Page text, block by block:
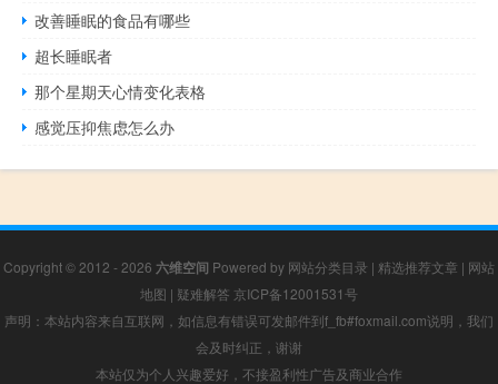
改善睡眠的食品有哪些
超长睡眠者
那个星期天心情变化表格
感觉压抑焦虑怎么办
Copyright © 2012 - 2026 六维空间 Powered by 网站分类目录 | 精选推荐文章 | 网站
地图 | 疑难解答 京ICP备12001531号
声明：本站内容来自互联网，如信息有错误可发邮件到f_fb#foxmail.com说明，我们
会及时纠正，谢谢
本站仅为个人兴趣爱好，不接盈利性广告及商业合作